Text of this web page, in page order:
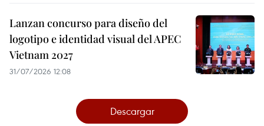
Lanzan concurso para diseño del
logotipo e identidad visual del APEC
Vietnam 2027
31/07/2026 12:08
Descargar